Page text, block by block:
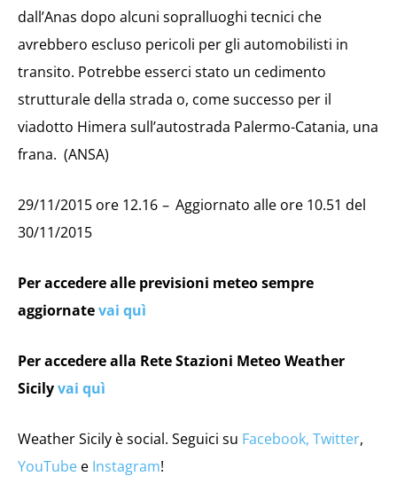
dall’Anas dopo alcuni sopralluoghi tecnici che
avrebbero escluso pericoli per gli automobilisti in
transito. Potrebbe esserci stato un cedimento
strutturale della strada o, come successo per il
viadotto Himera sull’autostrada Palermo-Catania, una
frana. (ANSA)
29/11/2015 ore 12.16 – Aggiornato alle ore 10.51 del
30/11/2015
Per accedere alle previsioni meteo sempre
aggiornatevai quì
Per accedere alla Rete Stazioni Meteo Weather
Sicilyvai quì
Weather Sicily è social. Seguici su Facebook, Twitter,
YouTube e Instagram!